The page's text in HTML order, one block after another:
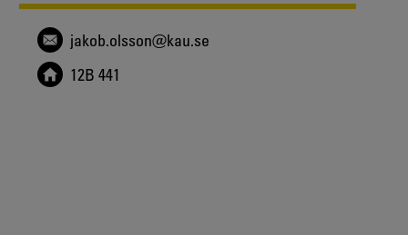
jakob.olsson@kau.se
12B 441